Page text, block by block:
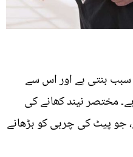
سبب بنتی ہے اور اس سے
مختصر نیند کھانے کی
جو پیٹ کی چربی کو بڑھانے